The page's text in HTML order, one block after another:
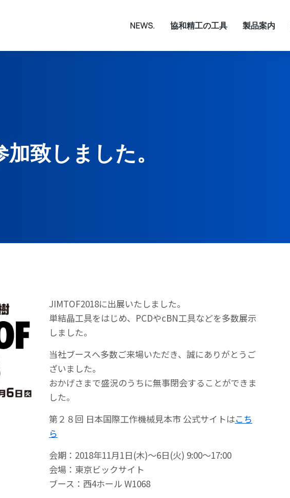
NEWS. 協和精工の工具 製品案内
致しました。
JIMTOF2018に出展いたしました。
単結晶工具をはじめ、PCDやcBN工具などを多数展示
しました。
当社ブースへ多数ご来場いただき、誠にありがとうご
ざいました。
おかげさまで盛況のうちに無事閉会することができま
した。
第２８回 日本国際工作機械見本市 公式サイトはこち
ら
会期：2018年11月1日(木)～6日(火) 9:00～17:00
会場：東京ビックサイト
ブース：西4ホール W1068